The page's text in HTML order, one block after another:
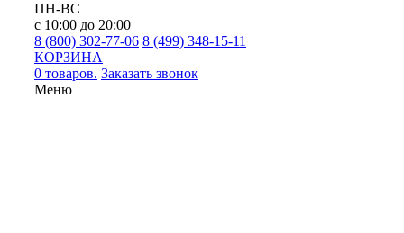
ПН-ВС
с 10:00 до 20:00
8 (800) 302-77-06 8 (499) 348-15-11
КОРЗИНА
0 товаров. Заказать звонок
Меню